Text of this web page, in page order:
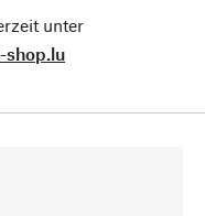
unter
shop.lu